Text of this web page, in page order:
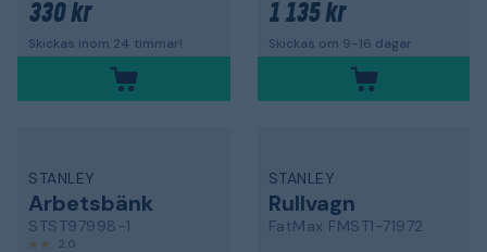
330 kr
Skickas inom 24 timmar!
1 135 kr
Skickas om 9-16 dagar
STANLEY
Arbetsbänk
STST97998-1
2,0
STANLEY
Rullvagn
FatMax FMST1-71972